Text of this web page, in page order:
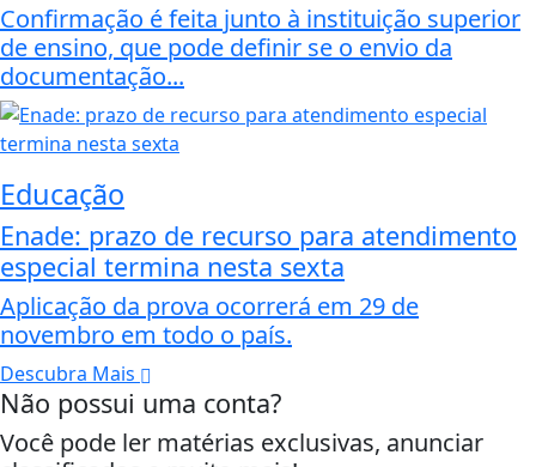
Confirmação é feita junto à instituição superior
de ensino, que pode definir se o envio da
documentação...
Educação
Enade: prazo de recurso para atendimento
especial termina nesta sexta
Aplicação da prova ocorrerá em 29 de
novembro em todo o país.
Descubra Mais
Não possui uma conta?
Você pode ler matérias exclusivas, anunciar